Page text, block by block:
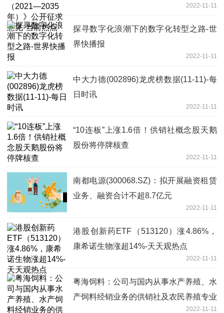
2022-11-11
探寻数字化浪潮下的数字化转型之路-世
界快播报
2022-11-11
中大力德(002896)龙虎榜数据(11-11)-每
日时讯
2022-11-11
“10连板”上涨1.6倍！供销社概念股天鹅
股份将停牌核查
2022-11-11
南都电源(300068.SZ)：拟开展融资租赁
业务、融资合计不超8.7亿元
2022-11-11
港股创新药ETF（513120）涨4.86%，
康希诺生物涨超14%-天天观热点
2022-11-11
粤海饲料：公司与国内从事水产养殖、水
产饲料经销业务的供销社及农民养殖专业
2022-11-11